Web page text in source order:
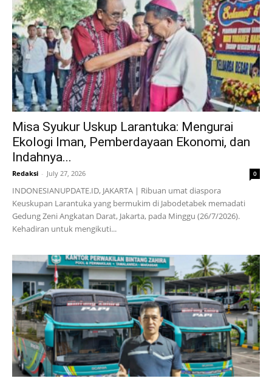
Misa Syukur Uskup Larantuka: Mengurai
Ekologi Iman, Pemberdayaan Ekonomi, dan
Indahnya...
Redaksi - July 27, 2026 0
INDONESIANUPDATE.ID, JAKARTA | Ribuan umat diaspora
Keuskupan Larantuka yang bermukim di Jabodetabek memadati
Gedung Zeni Angkatan Darat, Jakarta, pada Minggu (26/7/2026).
Kehadiran untuk mengikuti...